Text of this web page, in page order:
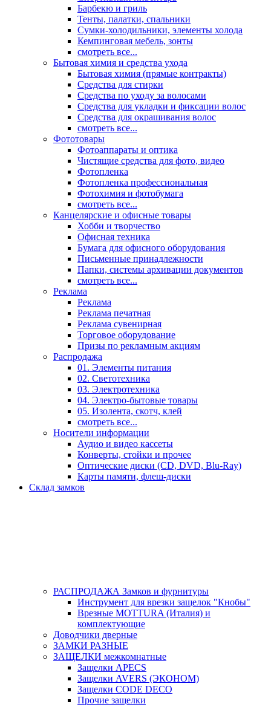
Барбекю и гриль
Тенты, палатки, спальники
Сумки-холодильники, элементы холода
Кемпинговая мебель, зонты
смотреть все...
Бытовая химия и средства ухода
Бытовая химия (прямые контракты)
Средства для стирки
Средства по уходу за волосами
Средства для укладки и фиксации волос
Средства для окрашивания волос
смотреть все...
Фототовары
Фотоаппараты и оптика
Чистящие средства для фото, видео
Фотопленка
Фотопленка профессиональная
Фотохимия и фотобумага
смотреть все...
Канцелярские и офисные товары
Хобби и творчество
Офисная техника
Бумага для офисного оборудования
Письменные принадлежности
Папки, системы архивации документов
смотреть все...
Реклама
Реклама
Реклама печатная
Реклама сувенирная
Торговое оборудование
Призы по рекламным акциям
Распродажа
01. Элементы питания
02. Светотехника
03. Электротехника
04. Электро-бытовые товары
05. Изолента, скотч, клей
смотреть все...
Носители информации
Аудио и видео кассеты
Конверты, стойки и прочее
Оптические диски (CD, DVD, Blu-Ray)
Карты памяти, флеш-диски
Склад замков
РАСПРОДАЖА Замков и фурнитуры
Инструмент для врезки защелок "Кнобы"
Врезные MOTTURA (Италия) и
комплектующие
Доводчики дверные
ЗАМКИ РАЗНЫЕ
ЗАЩЕЛКИ межкомнатные
Защелки APECS
Защелки AVERS (ЭКОНОМ)
Защелки CODE DECO
Прочие защелки